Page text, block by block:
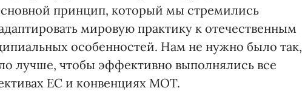
принцип, который мы стремились
мировую практику к отечественным
особенностей. Нам не нужно было так,
лучше, чтобы эффективно выполнялись все
ЕС и конвенциях МОТ.